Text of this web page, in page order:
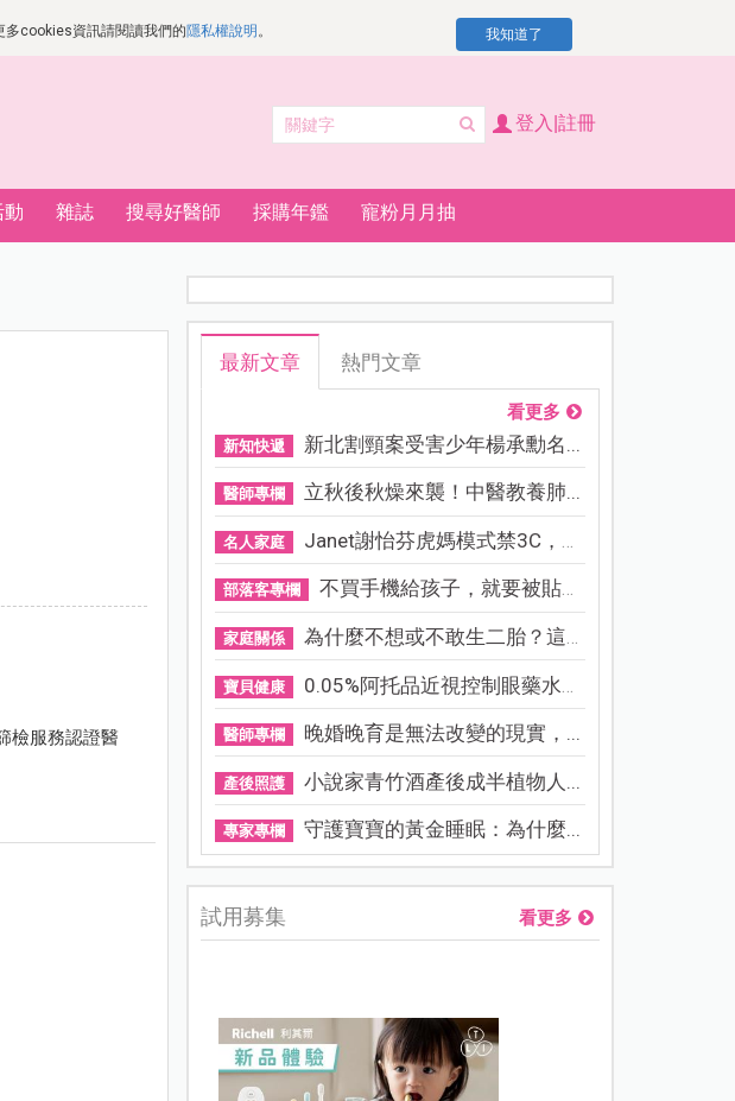
多cookies資訊請閱讀我們的隱私權說明 。 我知道了
登入|註冊
動 雜誌 搜尋好醫師 採購年鑑 寵粉月月抽
檢服務認證醫
最新文章 熱門文章
看更多
新知快遞 新北割頸案受害少年楊承勳名...
醫師專欄 立秋後秋燥來襲！中醫教養肺...
名人家庭 Janet謝怡芬虎媽模式禁3C，看...
部落客專欄 不買手機給孩子，就要被貼「...
家庭關係 為什麼不想或不敢生二胎？這8...
寶貝健康 0.05%阿托品近視控制眼藥水納...
醫師專欄 晚婚晚育是無法改變的現實，...
產後照護 小說家青竹酒產後成半植物人...
專家專欄 守護寶寶的黃金睡眠：為什麼...
試用募集 看更多